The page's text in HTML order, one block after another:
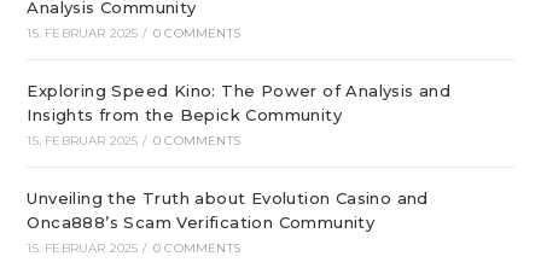
Analysis Community
15. FEBRUAR 2025 / 0 COMMENTS
Exploring Speed Kino: The Power of Analysis and
Insights from the Bepick Community
15. FEBRUAR 2025 / 0 COMMENTS
Unveiling the Truth about Evolution Casino and
Onca888’s Scam Verification Community
15. FEBRUAR 2025 / 0 COMMENTS